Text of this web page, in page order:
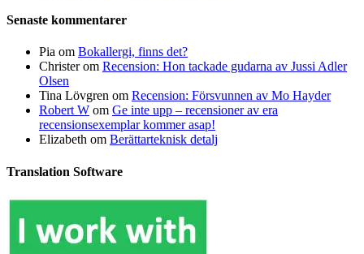
Senaste kommentarer
Pia om Bokallergi, finns det?
Christerom Recension: Hon tackade gudarna av Jussi Adler
Olsen
Tina Lövgren om Recension: Försvunnen av Mo Hayder
Robert W om Ge inte upp – recensioner av era
recensionsexemplar kommer asap!
Elizabeth om Berättarteknisk detalj
Translation Software